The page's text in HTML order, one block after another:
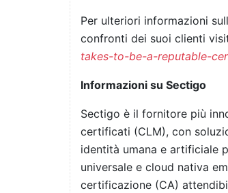
Per ulteriori informazioni
confronti dei suoi clienti
takes-to-be-a-reputable-
Informazioni su Sectigo
Sectigo è il fornitore più
certificati (CLM), con
identità umana e artificiale
universale e cloud nativa
certificazione (CA)